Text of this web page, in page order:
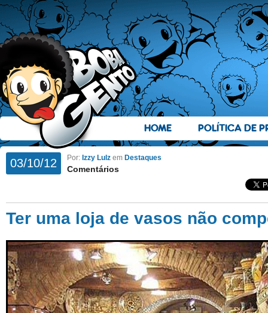
HOME POLÍTICA DE
03/10/12 Por: Izzy Lulz em Destaques
Comentários
Ter uma loja de vasos não